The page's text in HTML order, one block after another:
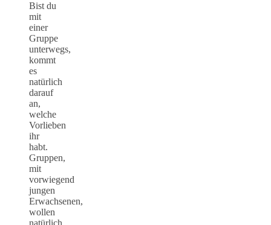
Bist du
mit
einer
Gruppe
unterwegs,
kommt
es
natürlich
darauf
an,
welche
Vorlieben
ihr
habt.
Gruppen,
mit
vorwiegend
jungen
Erwachsenen,
wollen